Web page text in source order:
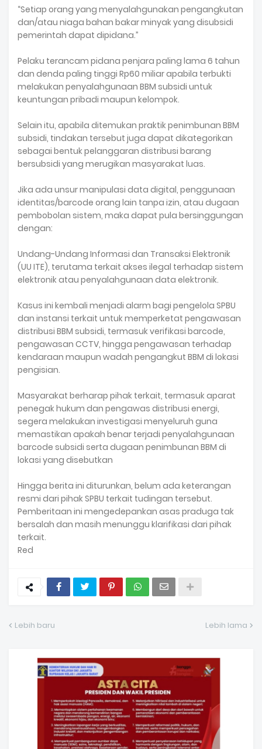
“Setiap orang yang menyalahgunakan pengangkutan
dan/atau niaga bahan bakar minyak yang disubsidi
pemerintah dapat dipidana.”
Pelaku terancam pidana penjara paling lama 6 tahun
dan denda paling tinggi Rp60 miliar apabila terbukti
melakukan penyalahgunaan BBM subsidi untuk
keuntungan pribadi maupun kelompok.
Selain itu, apabila ditemukan praktik penimbunan BBM
subsidi, tindakan tersebut juga dapat dikategorikan
sebagai bentuk pelanggaran distribusi barang
bersubsidi yang merugikan masyarakat luas.
Jika ada unsur manipulasi data digital, penggunaan
identitas/barcode orang lain tanpa izin, atau dugaan
pembobolan sistem, maka dapat pula bersinggungan
dengan:
Undang-Undang Informasi dan Transaksi Elektronik
(UU ITE), terutama terkait akses ilegal terhadap sistem
elektronik atau penyalahgunaan data elektronik.
Kasus ini kembali menjadi alarm bagi pengelola SPBU
dan instansi terkait untuk memperketat pengawasan
distribusi BBM subsidi, termasuk verifikasi barcode,
pengawasan CCTV, hingga pengawasan terhadap
kendaraan maupun wadah pengangkut BBM di lokasi
pengisian.
Masyarakat berharap pihak terkait, termasuk aparat
penegak hukum dan pengawas distribusi energi,
segera melakukan investigasi menyeluruh guna
memastikan apakah benar terjadi penyalahgunaan
barcode subsidi serta dugaan penimbunan BBM di
lokasi yang disebutkan
Hingga berita ini diturunkan, belum ada keterangan
resmi dari pihak SPBU terkait tudingan tersebut.
Pemberitaan ini mengedepankan asas praduga tak
bersalah dan masih menunggu klarifikasi dari pihak
terkait.
Red
Lebih baru Lebih lama